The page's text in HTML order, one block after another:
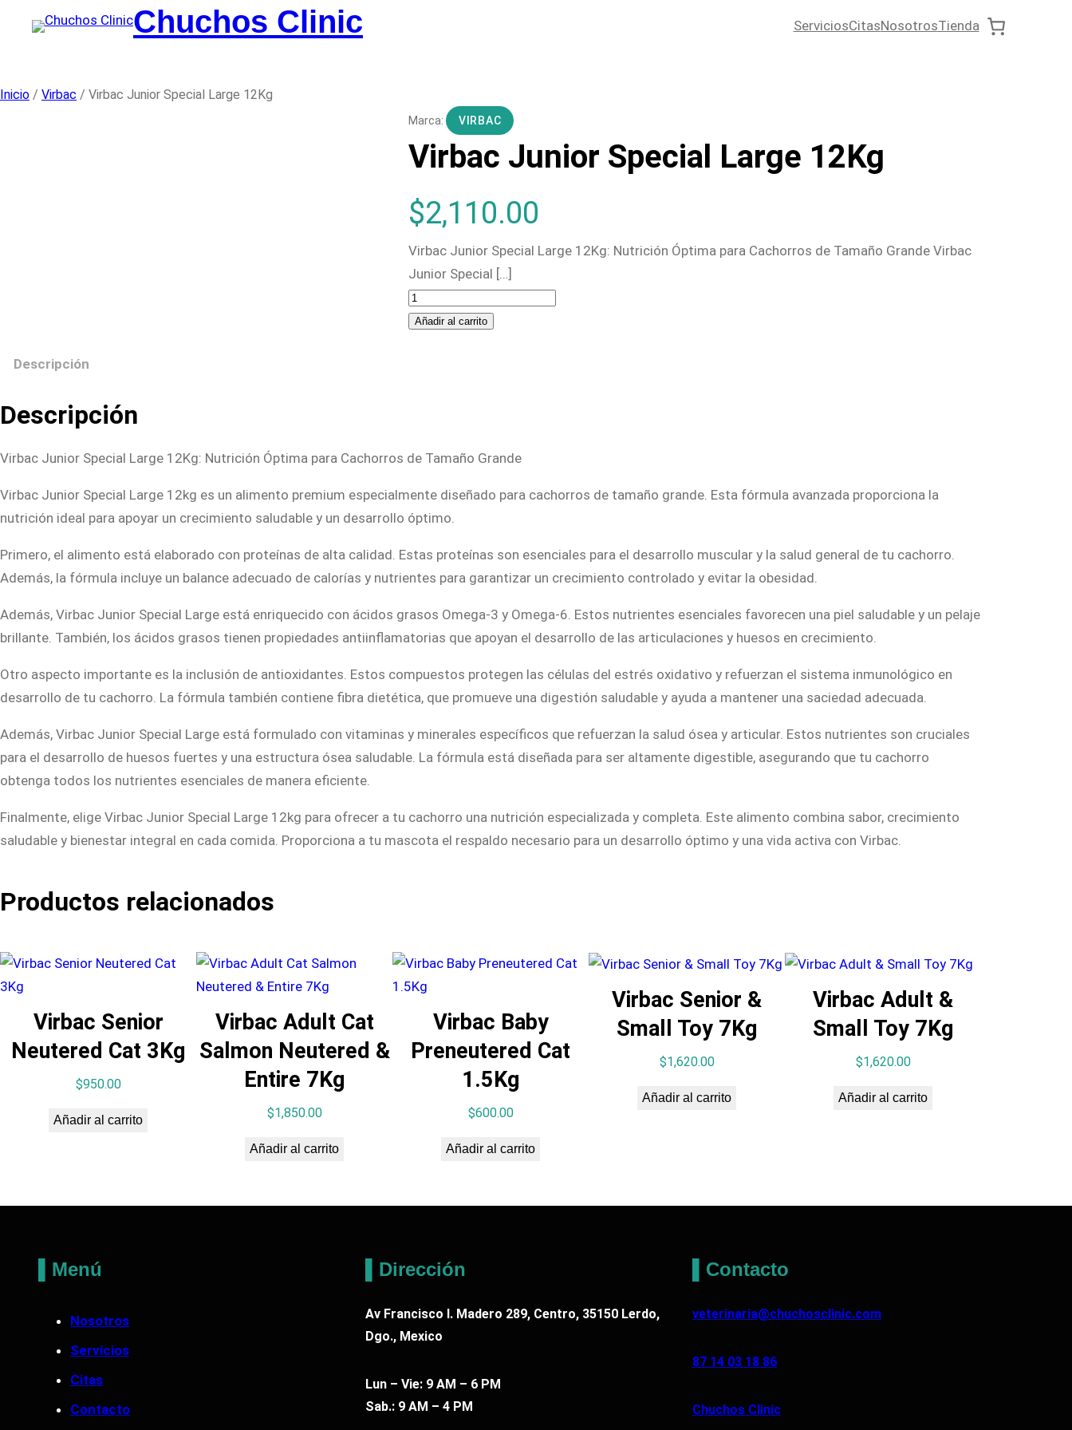
Chuchos Clinic ServiciosCitasNosotrosTienda
Inicio / Virbac / Virbac Junior Special Large 12Kg
Virbac Junior Special Large 12Kg
$2,110.00
Virbac Junior Special Large 12Kg: Nutrición Óptima para Cachorros de Tamaño Grande Virbac
Junior Special […]
V
i
u
i
o
r
S
e
c
L
a
a
n
d
Añadir al carrito
VIRBAC
Descripción
Descripción
Virbac Junior Special Large 12Kg: Nutrición Óptima para Cachorros de Tamaño Grande
Virbac Junior Special Large 12kg es un alimento premium especialmente diseñado para cachorros de tamaño grande. Esta fórmula avanzada proporciona la
nutrición ideal para apoyar un crecimiento saludable y un desarrollo óptimo.
Primero, el alimento está elaborado con proteínas de alta calidad. Estas proteínas son esenciales para el desarrollo muscular y la salud general de tu cachorro.
Además, la fórmula incluye un balance adecuado de calorías y nutrientes para garantizar un crecimiento controlado y evitar la obesidad.
Además, Virbac Junior Special Large está enriquecido con ácidos grasos Omega-3 y Omega-6. Estos nutrientes esenciales favorecen una piel saludable y un pelaje
brillante. También, los ácidos grasos tienen propiedades antiinflamatorias que apoyan el desarrollo de las articulaciones y huesos en crecimiento.
Otro aspecto importante es la inclusión de antioxidantes. Estos compuestos protegen las células del estrés oxidativo y refuerzan el sistema inmunológico en
desarrollo de tu cachorro. La fórmula también contiene fibra dietética, que promueve una digestión saludable y ayuda a mantener una saciedad adecuada.
Además, Virbac Junior Special Large está formulado con vitaminas y minerales específicos que refuerzan la salud ósea y articular. Estos nutrientes son cruciales
para el desarrollo de huesos fuertes y una estructura ósea saludable. La fórmula está diseñada para ser altamente digestible, asegurando que tu cachorro
obtenga todos los nutrientes esenciales de manera eficiente.
Finalmente, elige Virbac Junior Special Large 12kg para ofrecer a tu cachorro una nutrición especializada y completa. Este alimento combina sabor, crecimiento
saludable y bienestar integral en cada comida. Proporciona a tu mascota el respaldo necesario para un desarrollo óptimo y una vida activa con Virbac.
Productos relacionados
Virbac Senior
Neutered Cat 3Kg
$950.00
Añadir al carrito
Virbac Adult Cat
Salmon Neutered &
Entire 7Kg
$1,850.00
Añadir al carrito
Virbac Baby
Preneutered Cat
1.5Kg
$600.00
Añadir al carrito
Virbac Senior &
Small Toy 7Kg
$1,620.00
Añadir al carrito
Virbac Adult &
Small Toy 7Kg
$1,620.00
Añadir al carrito
▌Menú
Nosotros
Servicios
Citas
Contacto
▌Dirección
Av Francisco I. Madero 289, Centro, 35150 Lerdo,
Dgo., Mexico
Lun – Vie: 9 AM – 6 PM
Sab.: 9 AM – 4 PM
▌Contacto
veterinaria@chuchosclinic.com
87 14 03 18 86
Chuchos Clinic